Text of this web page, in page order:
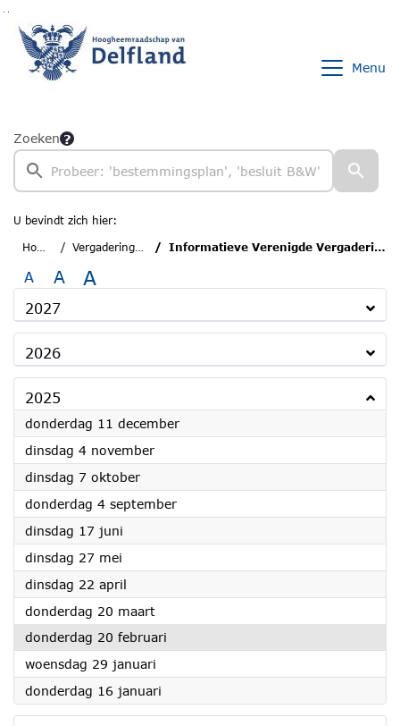
Menu
Zoeken
U bevindt zich hier:
Home
Vergaderingen Informatieve Verenigde Vergadering
A A A
2027
2026
2025
donderdag 11 december2025
dinsdag 4 november2025
dinsdag 7 oktober2025
donderdag 4 september2025
dinsdag 17 juni
dinsdag 27 mei
dinsdag 22 april
donderdag 20 maart2025
donderdag 20 februari
woensdag 29 januari
donderdag 16 januari